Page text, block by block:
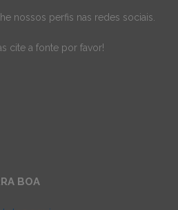
nossos perfis nas redes sociais.
cite a fonte por favor!
BOA